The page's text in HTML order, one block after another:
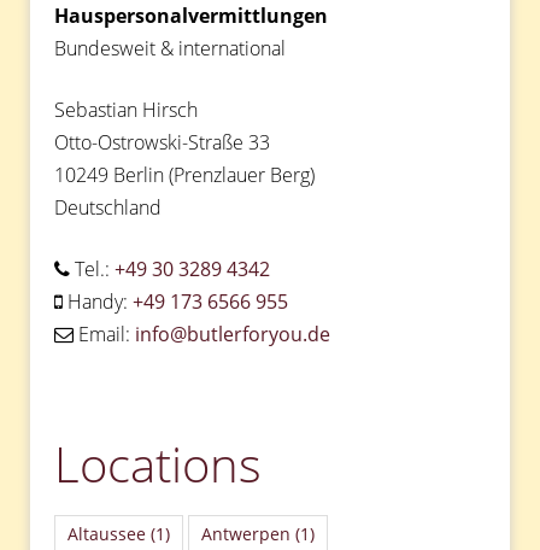
Hauspersonalvermittlungen
Bundesweit & international
Sebastian Hirsch
Otto-Ostrowski-Straße 33
10249 Berlin (Prenzlauer Berg)
Deutschland
Tel.: +49 30 3289 4342
Handy: +49 173 6566 955
Email: info@butlerforyou.de
Locations
Altaussee (1) Antwerpen (1)